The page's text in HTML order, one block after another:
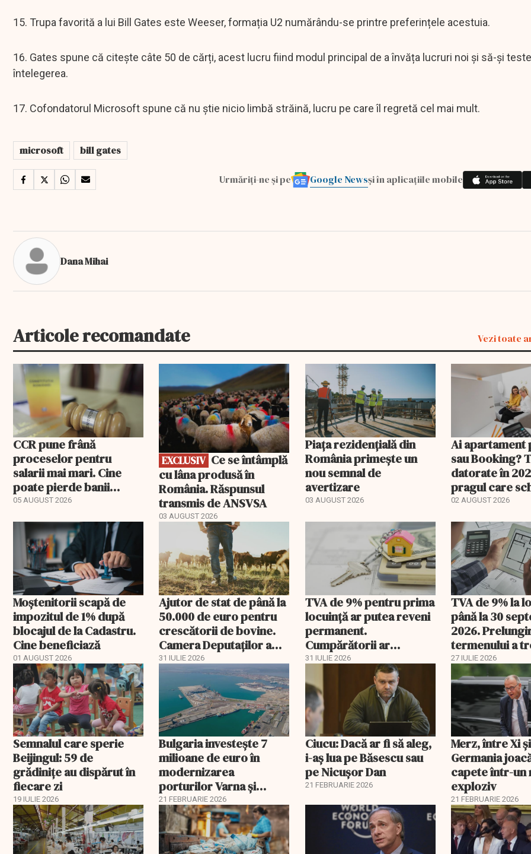
15. Trupa favorită a lui Bill Gates este Weeser, formația U2 numărându-se printre preferințele acestuia.
16. Gates spune că citește câte 50 de cărți, acest lucru fiind modul principal de a învăța lucruri noi și să-și
întelegerea.
17. Cofondatorul Microsoft spune că nu știe nicio limbă străină, lucru pe care îl regretă cel mai mult.
microsoft bill gates
Urmăriți-ne și pe Google Newsși în aplicațiile mobile
Dana Mihai
Articole recomandate Vezi toate
CCR pune frână
proceselor pentru
salarii mai mari. Cine
poate pierde banii
ceruți statului
05 AUGUST 2026
EXCLUSIV
EXCLUSIV
cu lâna produsă în
România. Răspunsul
transmis de ANSVSA
03 AUGUST 2026
Piața rezidențială din
România primește un
nou semnal de
avertizare
03 AUGUST 2026
Ai apartament
sau Booking?
datorate în
pragul care
regimul fiscal
02 AUGUST 2026
Moștenitorii scapă de
impozitul de 1% după
blocajul de la Cadastru.
Cine beneficiază
01 AUGUST 2026
Ajutor de stat de până la
50.000 de euro pentru
crescătorii de bovine.
Camera Deputaților a
aprobat schema
31 IULIE 2026
TVA de 9% pentru prima
locuință ar putea reveni
permanent.
Cumpărătorii ar
economisi zeci de mii de
31 IULIE 2026
TVA de 9% la
până la 30
2026.
termenului a
comisia din
27 IULIE 2026
Semnalul care sperie
Beijingul: 59 de
grădinițe au dispărut în
fiecare zi
19 IULIE 2026
Bulgaria investește 7
milioane de euro în
modernizarea
porturilor Varna și
Burgas
21 FEBRUARIE 2026
Ciucu: Dacă ar fi să aleg,
i-aș lua pe Băsescu sau
pe Nicușor Dan
21 FEBRUARIE 2026
Merz, între Xi
Germania
capete într-un
exploziv
21 FEBRUARIE 2026